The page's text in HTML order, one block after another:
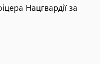
Нацгвардії за